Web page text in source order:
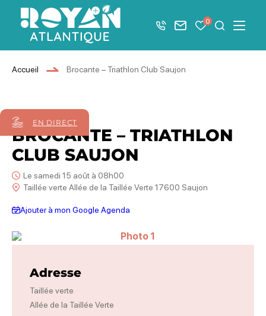
Afficher la barre de navigation du mode éco
Royan Atlantique
+33 5 46 08 21 00
Nous contacter
Mes favoris
0 JeMenu
Accueil Brocante – Triathlon Club Saujon
EN DIRECT
15 août 2026
BROCANTE – TRIATHLON
CLUB SAUJON
Le samedi 15 août à 08h00
Taillée verte Allée de la Taillée Verte 17600 Saujon
Ajouter à mon Google Agenda
Photo 1
Adresse
Taillée verte
Allée de la Taillée Verte